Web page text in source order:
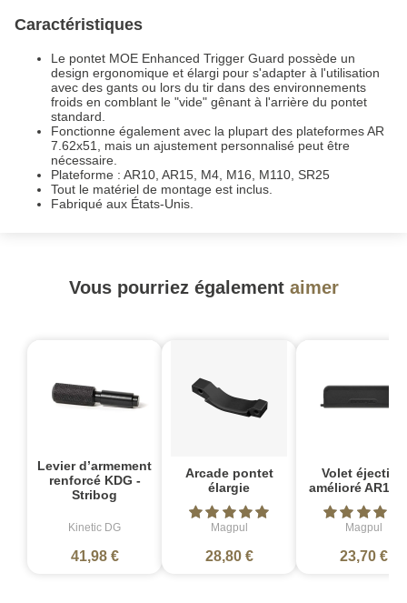
Caractéristiques
Le pontet MOE Enhanced Trigger Guard possède un
design ergonomique et élargi pour s'adapter à l'utilisation
avec des gants ou lors du tir dans des environnements
froids en comblant le "vide" gênant à l'arrière du pontet
standard.
Fonctionne également avec la plupart des plateformes AR
7.62x51, mais un ajustement personnalisé peut être
nécessaire.
Plateforme : AR10, AR15, M4, M16, M110, SR25
Tout le matériel de montage est inclus.
Fabriqué aux États-Unis.
Vous pourriez également aimer
Levier d’armement
renforcé KDG -
Stribog
Kinetic DG
41,98 €
Arcade pontet
élargie
Magpul
28,80 €
Volet éjection
amélioré AR15/
Magpul
23,70 €